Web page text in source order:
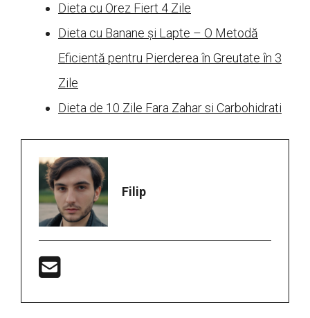
Dieta cu Orez Fiert 4 Zile
Dieta cu Banane și Lapte – O Metodă
Eficientă pentru Pierderea în Greutate în 3
Zile
Dieta de 10 Zile Fara Zahar si Carbohidrati
Filip